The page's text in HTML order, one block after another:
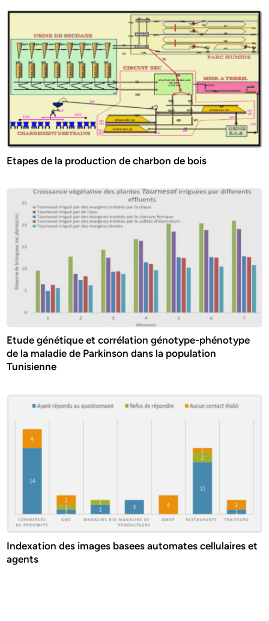
Etapes de la production de charbon de bois
Etude génétique et corrélation génotype-phénotype
de la maladie de Parkinson dans la population
Tunisienne
Indexation des images basees automates cellulaires et
agents